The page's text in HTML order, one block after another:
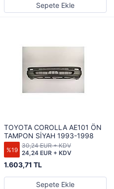
Sepete Ekle
TOYOTA COROLLA AE101 ÖN
TAMPON SİYAH 1993-1998
%19
1.603,71 TL
24,24 EUR + KDV
30,24 EUR + KDV
Sepete Ekle